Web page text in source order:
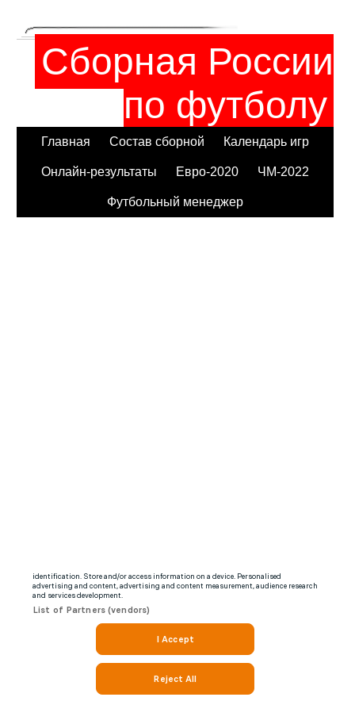
Сборная России
по футболу
Главная Состав сборной Календарь игр
Онлайн-результаты Евро-2020 ЧМ-2022
Футбольный менеджер